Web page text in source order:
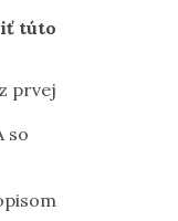
túto
prvej
so